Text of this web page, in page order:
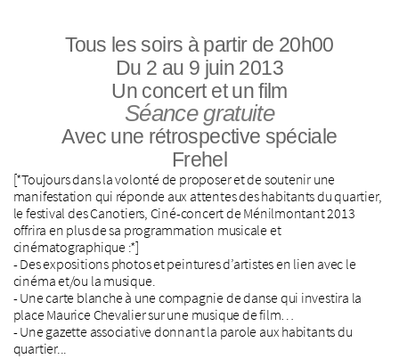
Tous les soirs à partir de 20h00
Du 2 au 9 juin 2013
Un concert et un film
Séance gratuite
Avec une rétrospective spéciale
Frehel
[*Toujours dans la volonté de proposer et de soutenir une
manifestation qui réponde aux attentes des habitants du quartier,
le festival des Canotiers, Ciné-concert de Ménilmontant 2013
offrira en plus de sa programmation musicale et
cinématographique :*]
- Des expositions photos et peintures d’artistes en lien avec le
cinéma et/ou la musique.
- Une carte blanche à une compagnie de danse qui investira la
place Maurice Chevalier sur une musique de film…
- Une gazette associative donnant la parole aux habitants du
quartier...